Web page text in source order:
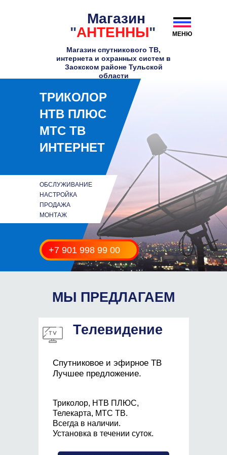
МЕНЮ
Магазин спутникового ТВ,
интернета и охранных систем в
Заокском районе Тульской
области
Магазин
"АНТЕННЫ"
ПРОДАЖА
МОНТАЖ
НАСТРОЙКА
ОБСЛУЖИВАНИЕ
ТРИКОЛОР
НТВ ПЛЮС
МТС ТВ
ИНТЕРНЕТ
+7 901 998 99 00
Спутниковое и эфирное ТВ
Лучшее предложение.
Триколор, НТВ ПЛЮС,
Телекарта, МТС ТВ.
Всегда в наличии.
Установка в течении суток.
Телевидение
МЫ ПРЕДЛАГАЕМ